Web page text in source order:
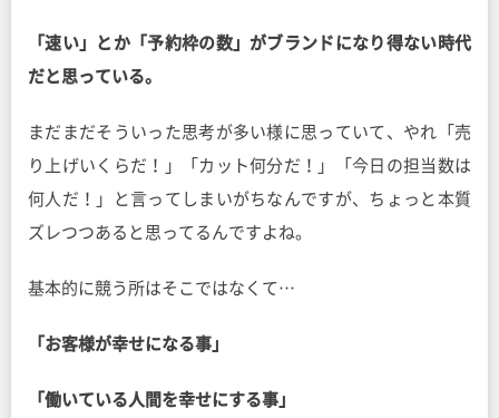
「速い」とか「予約枠の数」がブランドになり得ない時代
だと思っている。
まだまだそういった思考が多い様に思っていて、やれ「売
り上げいくらだ！」「カット何分だ！」「今日の担当数は
何人だ！」と言ってしまいがちなんですが、ちょっと本質
ズレつつあると思ってるんですよね。
基本的に競う所はそこではなくて…
「お客様が幸せになる事」
「働いている人間を幸せにする事」